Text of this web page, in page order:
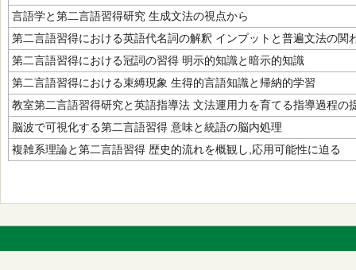
言語学と第二言語習得研究 生成文法の視点から
第二言語習得における英語代名詞の解釈 インプットと普遍文法の関
第二言語習得における冠詞の習得 明示的知識と暗示的知識
第二言語習得における束縛現象 生得的言語知識と帰納的学習
教室第二言語習得研究と英語指導法 文法運用力を育てる指導過程の
脳波で可視化する第二言語習得 意味と統語の脳内処理
複雑系理論と第二言語習得 歴史的流れを概観し,応用可能性に迫る